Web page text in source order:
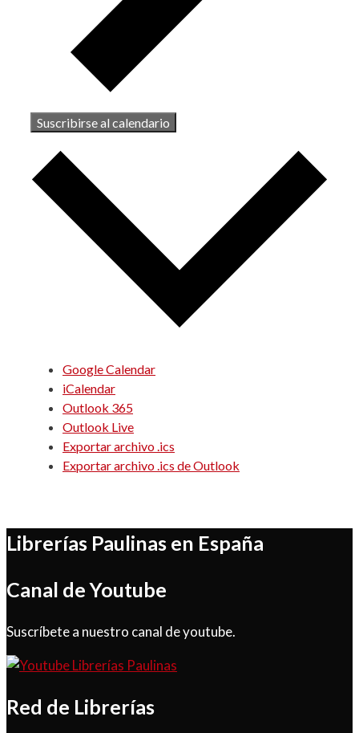
Suscribirse al calendario
Google Calendar
iCalendar
Outlook 365
Outlook Live
Exportar archivo .ics
Exportar archivo .ics de Outlook
Librerías Paulinas en España
Canal de Youtube
Suscríbete a nuestro canal de youtube.
Red de Librerías